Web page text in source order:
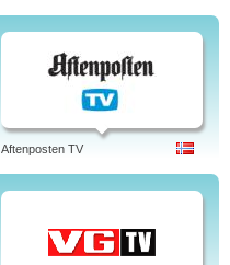
Aftenposten TV